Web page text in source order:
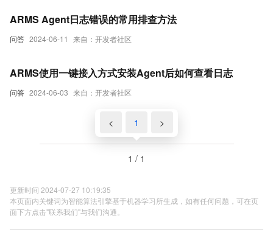
问答 2024-06-11 来自：开发者社区
ARMS Agent日志错误的常用排查方法
问答 2024-06-03 来自：开发者社区
ARMS使用一键接入方式安装Agent后如何查看日志
< 1 >
1 / 1
更新时间 2024-07-27 10:19:35
本页面内关键词为智能算法引擎基于机器学习所生成，如有任何问题，可在页
面下方点击"联系我们"与我们沟通。